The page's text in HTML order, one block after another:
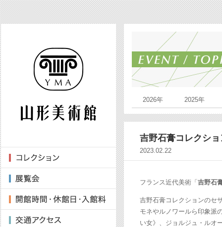
2026年 2025年
吉野石膏コレクシ
2023.02.22
フランス近代美術「 吉野石
吉野石膏コレクションのセ
モネやルノワールら印象派
い女》、ジョルジュ・ルオ